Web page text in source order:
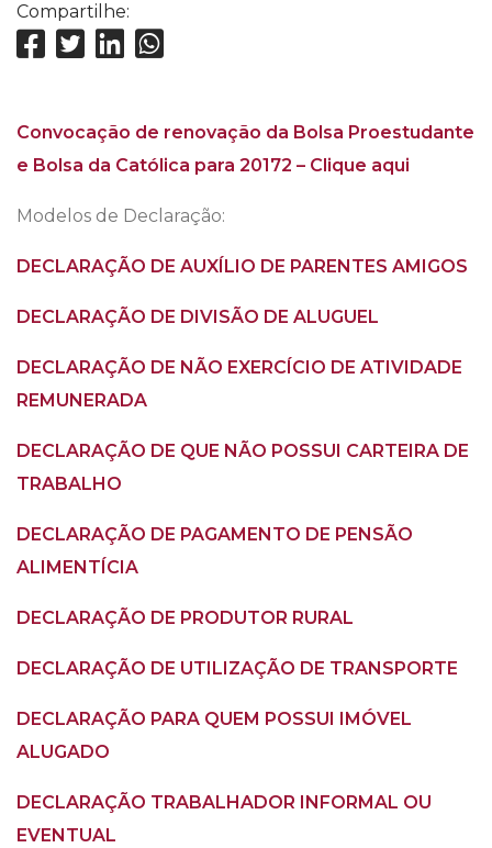
Compartilhe:
Convocação de renovação da Bolsa Proestudante
e Bolsa da Católica para 20172 – Clique aqui
Modelos de Declaração:
DECLARAÇÃO DE AUXÍLIO DE PARENTES AMIGOS
DECLARAÇÃO DE DIVISÃO DE ALUGUEL
DECLARAÇÃO DE NÃO EXERCÍCIO DE ATIVIDADE
REMUNERADA
DECLARAÇÃO DE QUE NÃO POSSUI CARTEIRA DE
TRABALHO
DECLARAÇÃO DE PAGAMENTO DE PENSÃO
ALIMENTÍCIA
DECLARAÇÃO DE PRODUTOR RURAL
DECLARAÇÃO DE UTILIZAÇÃO DE TRANSPORTE
DECLARAÇÃO PARA QUEM POSSUI IMÓVEL
ALUGADO
DECLARAÇÃO TRABALHADOR INFORMAL OU
EVENTUAL